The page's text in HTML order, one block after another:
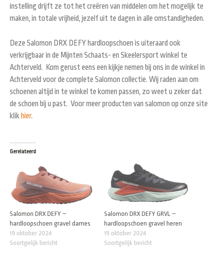
instelling drijft ze tot het creëren van middelen om het mogelijk te
maken, in totale vrijheid, jezelf uit te dagen in alle omstandigheden.
Deze Salomon DRX DEFY hardloopschoen is uiteraard ook
verkrijgbaar in de Mijnten Schaats- en Skeelersport winkel te
Achterveld. Kom gerust eens een kijkje nemen bij ons in de winkel in
Achterveld voor de complete Salomon collectie. Wij raden aan om
schoenen altijd in te winkel te komen passen, zo weet u zeker dat
de schoen bij u past. Voor meer producten van salomon op onze site
klik hier.
Gerelateerd
Salomon DRX DEFY –
hardloopschoen gravel dames
19 oktober 2024
Soortgelijk bericht
Salomon DRX DEFY GRVL –
hardloopschoen gravel heren
19 oktober 2024
Soortgelijk bericht